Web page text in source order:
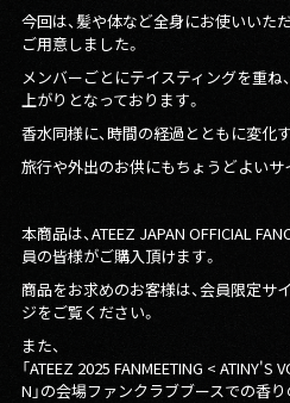
今回は、髪や体など全身にお使いいた
ご用意しました。
メンバーごとにテイスティングを重ね
上がりとなっております。
香水同様に、時間の経過とともに変化
旅行や外出のお供にもちょうどよいサ
本商品は、ATEEZ JAPAN OFFICIAL
員の皆様がご購入頂けます。
商品をお求めのお客様は、会員限定サ
ジをご覧ください。
また、
「ATEEZ 2025 FANMEETING < ATINY'S
N」の会場ファンクラブブースでの香